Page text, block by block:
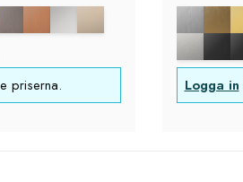
priserna. Logga in